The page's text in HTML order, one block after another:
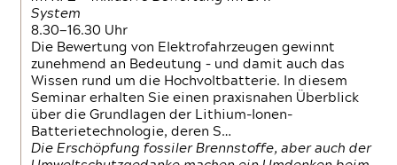
System
8.30—16.30 Uhr
Die Bewertung von Elektrofahrzeugen gewinnt
zunehmend an Bedeutung – und damit auch das
Wissen rund um die Hochvoltbatterie. In diesem
Seminar erhalten Sie einen praxisnahen Überblick
über die Grundlagen der Lithium-Ionen-
Batterietechnologie, deren S…
Die Erschöpfung fossiler Brennstoffe, aber auch der